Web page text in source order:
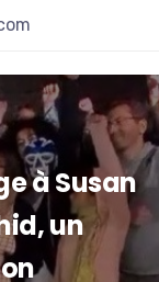
à Susan
un